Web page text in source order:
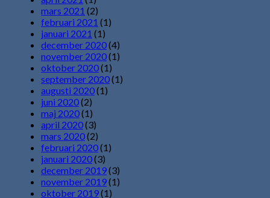
mars 2021 (2)
februari 2021 (1)
januari 2021 (1)
december 2020(4)
november 2020(1)
oktober 2020(1)
september 2020(1)
augusti 2020(1)
juni 2020(2)
maj 2020(1)
april 2020(3)
mars 2020(2)
februari 2020(1)
januari 2020(3)
december 2019(3)
november 2019(1)
oktober 2019(1)